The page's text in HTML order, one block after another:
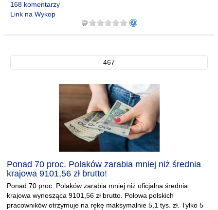
168 komentarzy
Link na Wykop
467
Ponad 70 proc. Polaków zarabia mniej niż średnia
krajowa 9101,56 zł brutto!
Ponad 70 proc. Polaków zarabia mniej niż oficjalna średnia
krajowa wynosząca 9101,56 zł brutto. Połowa polskich
pracowników otrzymuje na rękę maksymalnie 5,1 tys. zł. Tylko 5